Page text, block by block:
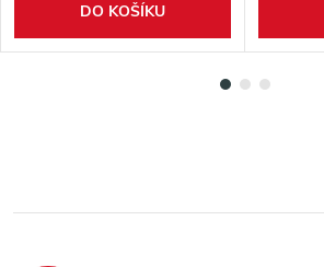
DO KOŠÍKU